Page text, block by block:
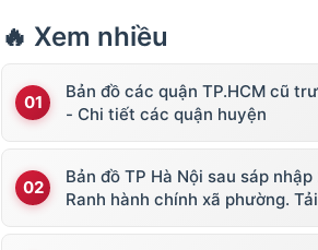
🔥 Xem nhiều
Bản đồ các quận TP.HCM cũ
- Chi tiết các quận huyện
Bản đồ TP Hà Nội sau sáp
Ranh hành chính xã phường.